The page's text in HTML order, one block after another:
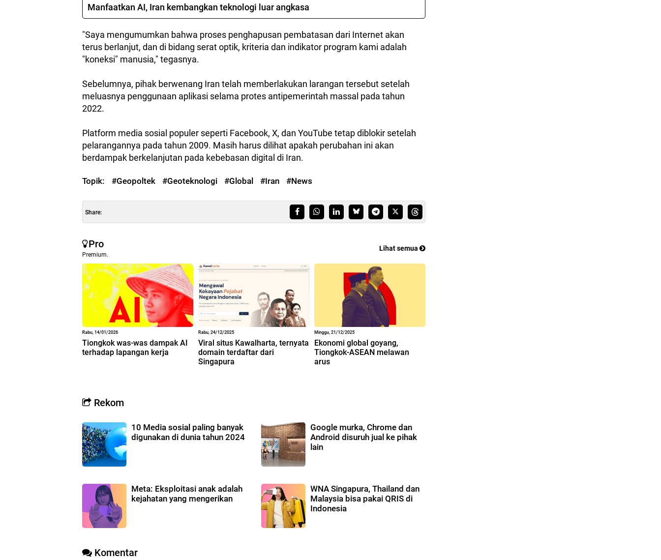
Manfaatkan AI, Iran kembangkan teknologi luar angkasa
"Saya mengumumkan bahwa proses penghapusan pembatasan dari Internet akan
terus berlanjut, dan di bidang serat optik, kriteria dan indikator program kami adalah
"koneksi" manusia," tegasnya.
Sebelumnya, pihak berwenang Iran telah memberlakukan larangan tersebut setelah
meluasnya penggunaan aplikasi selama protes antipemerintah massal pada tahun
2022.
Platform media sosial populer seperti Facebook, X, dan YouTube tetap diblokir setelah
pelarangannya pada tahun 2009. Masih harus dilihat apakah perubahan ini akan
berdampak berkelanjutan pada kebebasan digital di Iran.
Topik: #Geopoltek #Geoteknologi #Global #Iran #News
Share:
Pro
Premium.
Lihat semua
Rabu, 14/01/2026
Tiongkok was-was dampak AI
terhadap lapangan kerja
Rabu, 24/12/2025
Viral situs Kawalharta, ternyata
domain terdaftar dari
Singapura
Minggu, 21/12/2025
Ekonomi global goyang,
Tiongkok-ASEAN melawan
arus
Rekom
10 Media sosial paling banyak
digunakan di dunia tahun 2024
Google murka, Chrome dan
Android disuruh jual ke pihak
lain
Meta: Eksploitasi anak adalah
kejahatan yang mengerikan
WNA Singapura, Thailand dan
Malaysia bisa pakai QRIS di
Indonesia
Komentar